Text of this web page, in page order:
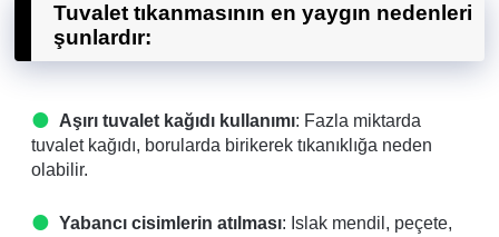
Tuvalet tıkanmasının en yaygın nedenleri
şunlardır:
Aşırı tuvalet kağıdı kullanımı: Fazla miktarda
tuvalet kağıdı, borularda birikerek tıkanıklığa neden
olabilir.
Yabancı cisimlerin atılması: Islak mendil, peçete,